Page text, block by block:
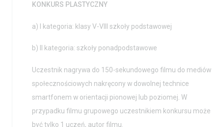
KONKURS PLASTYCZNY
a) I kategoria: klasy V-VIII szkoły podstawowej
b) II kategoria: szkoły ponadpodstawowe
Uczestnik nagrywa do 150-sekundowego filmu do mediów
społecznościowych nakręcony w dowolnej technice
smartfonem w orientacji pionowej lub poziomej. W
przypadku filmu grupowego uczestnikiem konkursu może
być tylko 1 uczeń, autor filmu.